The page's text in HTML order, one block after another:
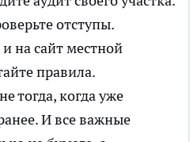
отступы.
на сайт местной
правила.
тогда, когда уже
И все важные